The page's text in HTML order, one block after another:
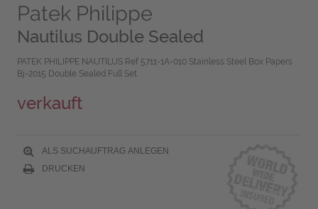
Patek Philippe
Nautilus Double Sealed
PATEK PHILIPPE NAUTILUS Ref 5711-1A-010 Stainless Steel Box Papers
Bj-2015 Double Sealed Full Set
verkauft
ALS SUCHAUFTRAG ANLEGEN
DRUCKEN